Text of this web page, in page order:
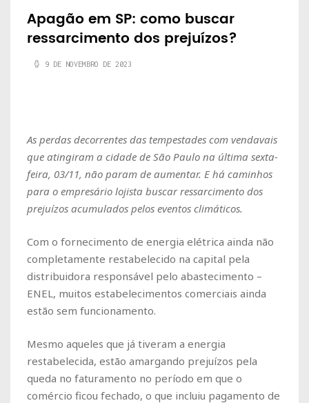
Apagão em SP: como buscar
ressarcimento dos prejuízos?
9 DE NOVEMBRO DE 2023
As perdas decorrentes das tempestades com vendavais
que atingiram a cidade de São Paulo na última sexta-
feira, 03/11, não param de aumentar. E há caminhos
para o empresário lojista buscar ressarcimento dos
prejuízos acumulados pelos eventos climáticos.
Com o fornecimento de energia elétrica ainda não
completamente restabelecido na capital pela
distribuidora responsável pelo abastecimento –
ENEL, muitos estabelecimentos comerciais ainda
estão sem funcionamento.
Mesmo aqueles que já tiveram a energia
restabelecida, estão amargando prejuízos pela
queda no faturamento no período em que o
comércio ficou fechado, o que incluiu pagamento de